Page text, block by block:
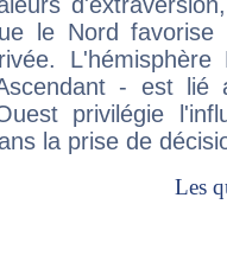
le Nord favorise
- est
privilégie
la prise de